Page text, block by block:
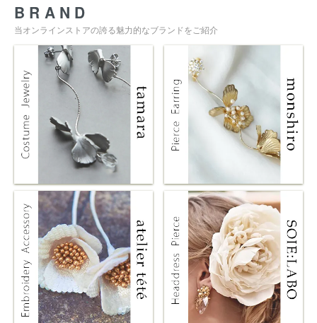
BRAND
当オンラインストアの誇る魅力的なブランドをご紹介